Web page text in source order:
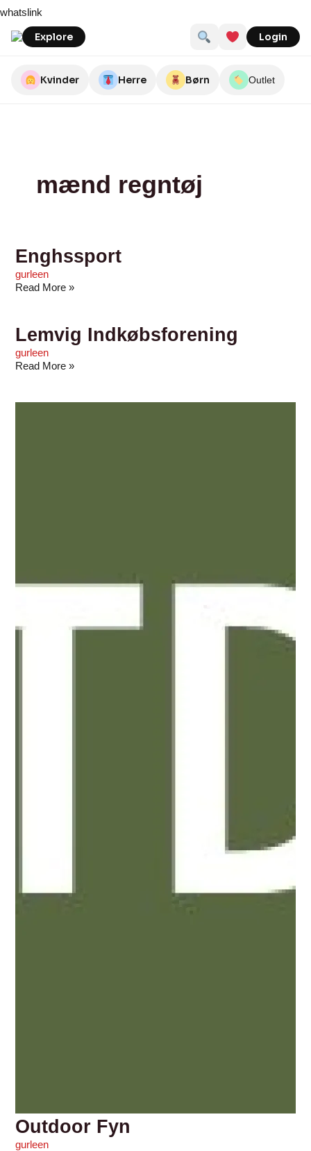
to
content
whatslink
Explore Login
Kvinder Herre Børn Outlet
mænd regntøj
Enghssport
gurleen
Read More »
Lemvig Indkøbsforening
gurleen
Indkøbsforening
Read More »
Outdoor Fyn
gurleen
Fyn